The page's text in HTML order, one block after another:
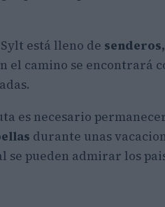
está lleno de
el camino se encontrará
es necesario
durante unas
pueden admirar los